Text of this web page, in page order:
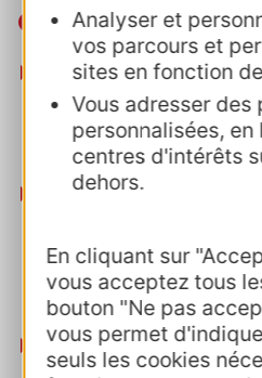
Analyser et
vos parcours et
sites en fonction
Vous adresser des
personnalisées,
centres d'intérêts
dehors.
En cliquant sur
vous acceptez tous
bouton "Ne pas
vous permet
seuls les cookies
Oenotourisme
Rallye Occitanie -
de type Pekin
Bouffe et d'Air Frais" :
mois de campagne
Vignobles en scène
Vignobles et
des animations et
en favoriser la
Voyage d'étude à